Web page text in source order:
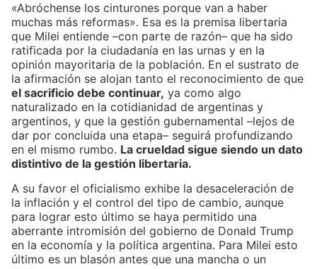
«Abróchense los cinturones porque van a haber
muchas más reformas». Esa es la premisa libertaria
que Milei entiende –con parte de razón– que ha sido
ratificada por la ciudadanía en las urnas y en la
opinión mayoritaria de la población. En el sustrato de
la afirmación se alojan tanto el reconocimiento de que
el sacrificio debe continuar, ya como algo
naturalizado en la cotidianidad de argentinas y
argentinos, y que la gestión gubernamental –lejos de
dar por concluida una etapa– seguirá profundizando
en el mismo rumbo. La crueldad sigue siendo un dato
distintivo de la gestión libertaria.
A su favor el oficialismo exhibe la desaceleración de
la inflación y el control del tipo de cambio, aunque
para lograr esto último se haya permitido una
aberrante intromisión del gobierno de Donald Trump
en la economía y la política argentina. Para Milei esto
último es un blasón antes que una mancha o un